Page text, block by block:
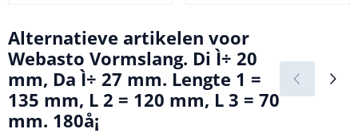
Alternatieve artikelen voor
Webasto Vormslang. Di Ì÷ 20
mm, Da Ì÷ 27 mm. Lengte 1 =
135 mm, L 2 = 120 mm, L 3 = 70
mm. 180å¡